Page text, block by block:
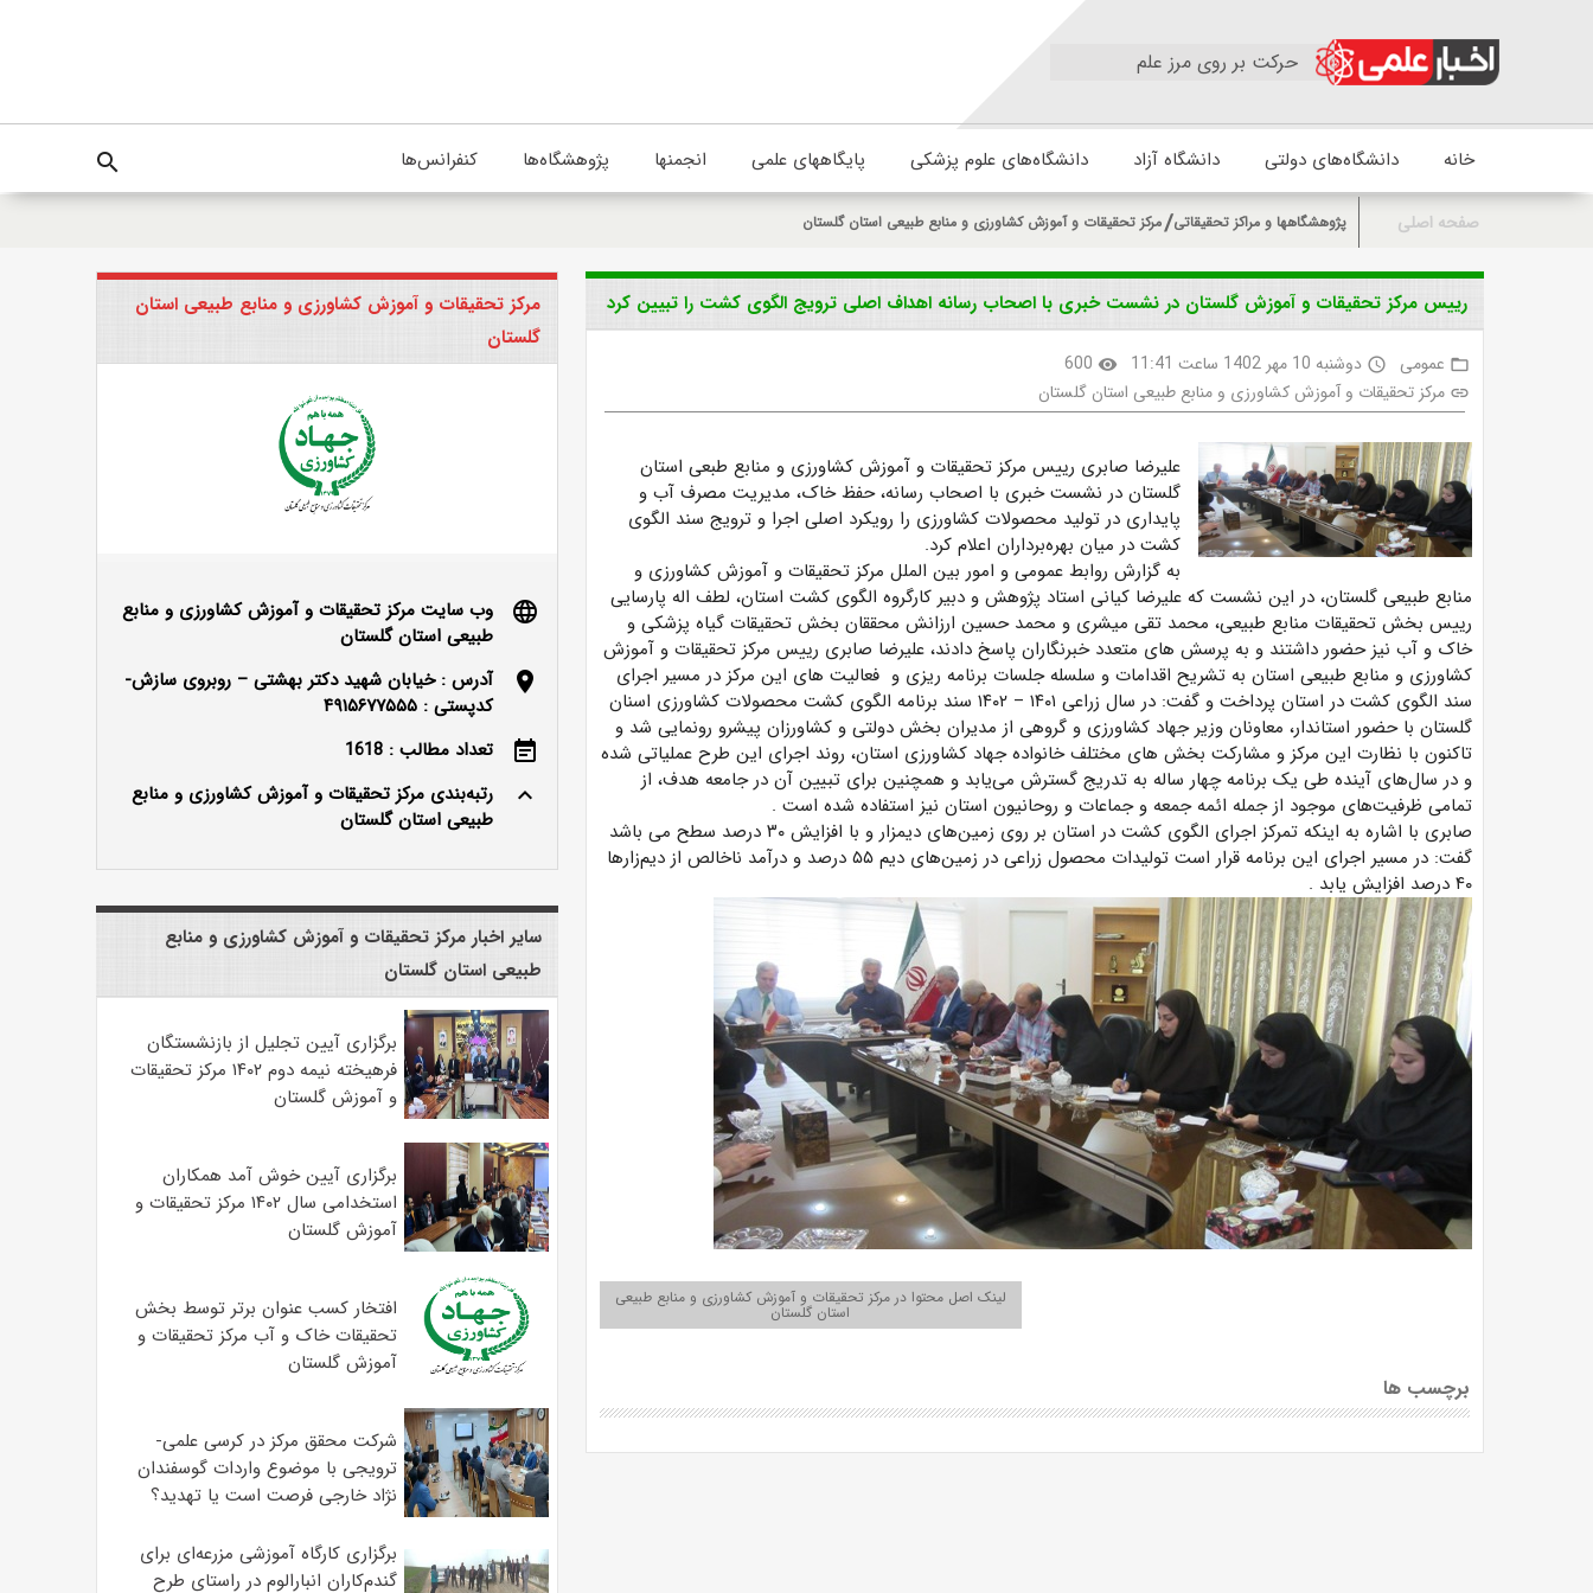
حرکت بر روی مرز علم
خانه دانشگاه‌های دولتی دانشگاه آزاد دانشگاه‌های علوم پزشکی پایگاههای علمی انجمنها پژوهشگاه‌ها کنفرانس‌ها search
صفحه اصلی پژوهشگاهها و مراکز تحقیقاتی مرکز تحقیقات و آموزش کشاورزی و منابع طبیعی استان گلستان
رییس مرکز تحقیقات و آموزش گلستان در نشست خبری با اصحاب رسانه اهداف اصلی ترویج الگوی کشت را تبیین کرد
folder_open عمومی access_time دوشنبه 10 مهر 1402 ساعت 11:41 visibility
600
link مرکز تحقیقات و آموزش کشاورزی و منابع طبیعی استان گلستان
علیرضا صابری رییس مرکز تحقیقات و آموزش کشاورزی و منابع طبعی استان
گلستان در نشست خبری با اصحاب رسانه، حفظ خاک، مدیریت مصرف آب و
پایداری در تولید محصولات کشاورزی را رویکرد اصلی اجرا و ترویج سند الگوی
کشت در میان بهره‌برداران اعلام کرد.
به گزارش روابط عمومی و امور بین الملل مرکز تحقیقات و آموزش کشاورزی و
منابع طبیعی گلستان، در این نشست که علیرضا کیانی استاد پژوهش و دبیر کارگروه الگوی کشت استان، لطف اله پارسایی
رییس بخش تحقیقات منابع طبیعی، محمد تقی میشری و محمد حسین ارزانش محققان بخش تحقیقات گیاه پزشکی و
خاک و آب نیز حضور داشتند و به پرسش های متعدد خبرنگاران پاسخ دادند، علیرضا صابری رییس مرکز تحقیقات و آموزش
کشاورزی و منابع طبیعی استان به تشریح اقدامات و سلسله جلسات برنامه ریزی و فعالیت های این مرکز در مسیر اجرای
سند الگوی کشت در استان پرداخت و گفت: در سال زراعی ۱۴۰۱ – ۱۴۰۲ سند برنامه الگوی کشت محصولات کشاورزی اسنان
گلستان با حضور استاندار، معاونان وزیر جهاد کشاورزی و گروهی از مدیران بخش دولتی و کشاورزان پیشرو رونمایی شد و
تاکنون با نظارت این مرکز و مشارکت بخش های مختلف خانواده جهاد کشاورزی استان، روند اجرای این طرح عملیاتی شده
و در سال‌های آینده طی یک برنامه چهار ساله به تدریج گسترش می‌یابد و همچنین برای تبیین آن در جامعه هدف، از
تمامی ظرفیت‌های موجود از جمله ائمه جمعه و جماعات و روحانیون استان نیز استفاده شده است .
صابری با اشاره به اینکه تمرکز اجرای الگوی کشت در استان بر روی زمین‌های دیمزار و با افزایش ۳۰ درصد سطح می باشد
گفت: در مسیر اجرای این برنامه قرار است تولیدات محصول زراعی در زمین‌های دیم ۵۵ درصد و درآمد ناخالص از دیم‌زارها
۴۰ درصد افزایش یابد .
لینک اصل محتوا در مرکز تحقیقات و آموزش کشاورزی و منابع طبیعی
استان گلستان
برچسب ها
مرکز تحقیقات و آموزش کشاورزی و منابع طبیعی استان
گلستان
language
وب سایت مرکز تحقیقات و آموزش کشاورزی و منابع
طبیعی استان گلستان
location_on
آدرس : خیابان شهید دکتر بهشتی – روبروی سازش-
کدپستی : ۴۹۱۵۶۷۷۵۵۵
event_note
تعداد مطالب : 1618
keyboard_arrow_up
رتبه‌بندی مرکز تحقیقات و آموزش کشاورزی و منابع
طبیعی استان گلستان
سایر اخبار مرکز تحقیقات و آموزش کشاورزی و منابع
طبیعی استان گلستان
برگزاری آیین تجلیل از بازنشستگان
فرهیخته نیمه دوم ۱۴۰۲ مرکز تحقیقات
و آموزش گلستان
برگزاری آیین خوش آمد همکاران
استخدامی سال ۱۴۰۲ مرکز تحقیقات و
آموزش گلستان
افتخار کسب عنوان برتر توسط بخش
تحقیقات خاک و آب مرکز تحقیقات و
آموزش گلستان
شرکت محقق مرکز در کرسی علمی-
ترویجی با موضوع واردات گوسفندان
نژاد خارجی فرصت است یا تهدید؟
برگزاری کارگاه آموزشی مزرعه‌ای برای
گندم‌کاران انبارالوم در راستای طرح